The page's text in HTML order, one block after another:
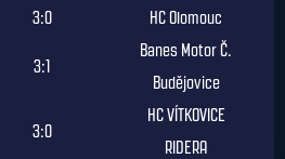
3:0 HC Olomouc
3:1
Banes Motor Č.
Budějovice
3:0
HC VÍTKOVICE
RIDERA